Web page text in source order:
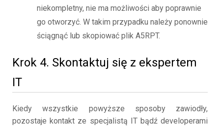
niekompletny, nie ma możliwości aby poprawnie
go otworzyć. W takim przypadku należy ponownie
ściągnąć lub skopiować plik A5RPT.
Krok 4. Skontaktuj się z ekspertem
IT
Kiedy wszystkie powyższe sposoby zawiodły,
pozostaje kontakt ze specjalistą IT bądź developerami